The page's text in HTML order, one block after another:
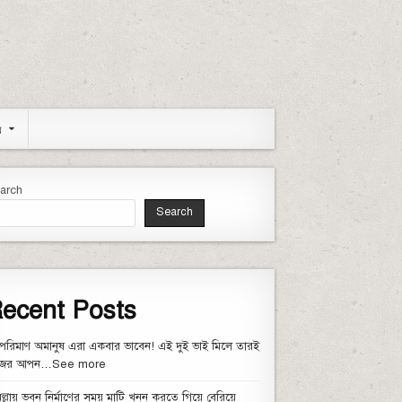
Search
Posts
অমানুষ এরা একবার ভাবেন! এই দুই ভাই মিলে তারই
আপন…See more
ভবন নির্মাণের সময় মাটি খনন করতে গিয়ে বেরিয়ে